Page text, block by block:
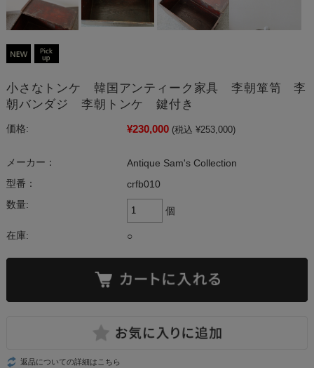
小さなトンケ 韓国アンティーク家具 李朝箪笥 李
朝バンダジ 李朝トンケ 鍵付き
価格: ¥230,000 (税込 ¥253,000)
メーカー：
Antique Sam's Collection
型番：
crfb010
数量:
個
在庫: ○
返品についての詳細はこちら